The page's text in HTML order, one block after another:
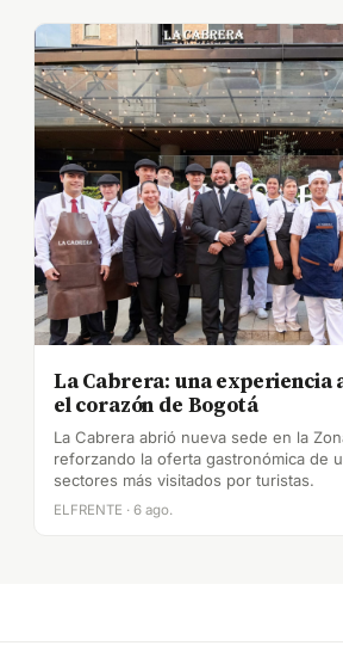
La Cabrera: una experiencia
el corazón de Bogotá
La Cabrera abrió nueva sede en la
reforzando la oferta gastronómica de
sectores más visitados por turistas.
ELFRENTE · 6 ago.